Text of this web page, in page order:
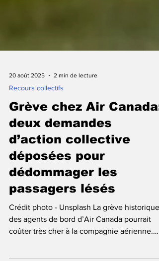
20 août 2025 2 min de lecture
Recours collectifs
Grève chez Air Canada:
deux demandes
d’action collective
déposées pour
dédommager les
passagers lésés
Crédit photo - Unsplash La grève historique
des agents de bord d’Air Canada pourrait
Deux...